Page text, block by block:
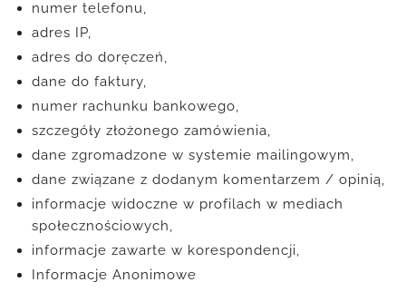
numer telefonu,
adres IP,
adres do doręczeń,
dane do faktury,
numer rachunku bankowego,
szczegóły złożonego zamówienia,
dane zgromadzone w systemie mailingowym,
dane związane z dodanym komentarzem / opinią,
informacje widoczne w profilach w mediach
społecznościowych,
informacje zawarte w korespondencji,
Informacje Anonimowe